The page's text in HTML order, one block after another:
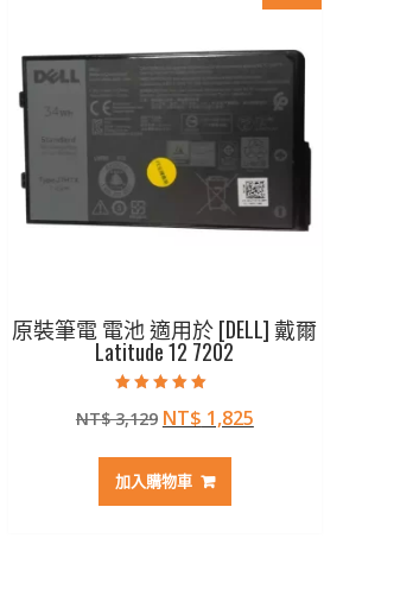
原裝筆電 電池 適用於 [DELL] 戴爾
Latitude 12 7202
5.00
滿分 5
NT$3,129 原
價
格：
NT$ 1,825目
加入購物車